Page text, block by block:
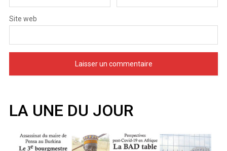
Site web
LA UNE DU JOUR